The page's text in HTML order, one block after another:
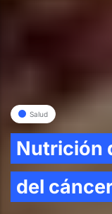
Salud
Nutrición
del